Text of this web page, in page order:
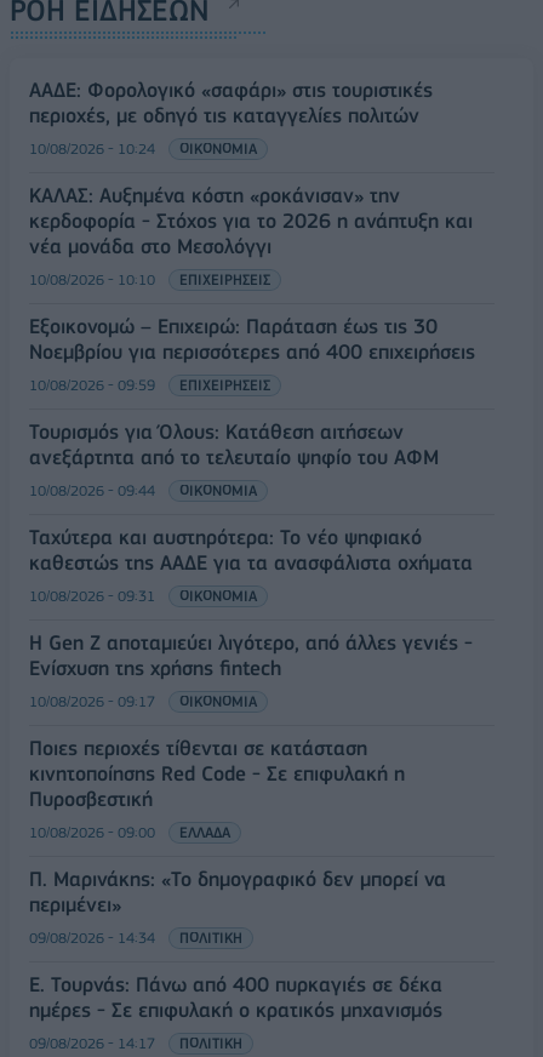
ΡΟΗ ΕΙΔΗΣΕΩΝ
ΑΑΔΕ: Φορολογικό «σαφάρι» στις τουριστικές
περιοχές, με οδηγό τις καταγγελίες πολιτών
10/08/2026 - 10:24 ΟΙΚΟΝΟΜΙΑ
ΚΑΛΑΣ: Αυξημένα κόστη «ροκάνισαν» την
κερδοφορία - Στόχος για το 2026 η ανάπτυξη και
νέα μονάδα στο Μεσολόγγι
10/08/2026 - 10:10 ΕΠΙΧΕΙΡΗΣΕΙΣ
Εξοικονομώ – Επιχειρώ: Παράταση έως τις 30
Νοεμβρίου για περισσότερες από 400 επιχειρήσεις
10/08/2026 - 09:59 ΕΠΙΧΕΙΡΗΣΕΙΣ
Τουρισμός για Όλους: Kατάθεση αιτήσεων
ανεξάρτητα από το τελευταίο ψηφίο του ΑΦΜ
10/08/2026 - 09:44 ΟΙΚΟΝΟΜΙΑ
Ταχύτερα και αυστηρότερα: Το νέο ψηφιακό
καθεστώς της ΑΑΔΕ για τα ανασφάλιστα οχήματα
10/08/2026 - 09:31 ΟΙΚΟΝΟΜΙΑ
Η Gen Z αποταμιεύει λιγότερο, από άλλες γενιές -
Ενίσχυση της χρήσης fintech
10/08/2026 - 09:17 ΟΙΚΟΝΟΜΙΑ
Ποιες περιοχές τίθενται σε κατάσταση
κινητοποίησης Red Code - Σε επιφυλακή η
Πυροσβεστική
10/08/2026 - 09:00 ΕΛΛΑΔΑ
Π. Μαρινάκης: «Το δημογραφικό δεν μπορεί να
περιμένει»
09/08/2026 - 14:34 ΠΟΛΙΤΙΚΗ
Ε. Τουρνάς: Πάνω από 400 πυρκαγιές σε δέκα
ημέρες - Σε επιφυλακή ο κρατικός μηχανισμός
09/08/2026 - 14:17 ΠΟΛΙΤΙΚΗ